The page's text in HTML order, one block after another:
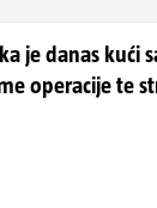
je danas kući
operacije te